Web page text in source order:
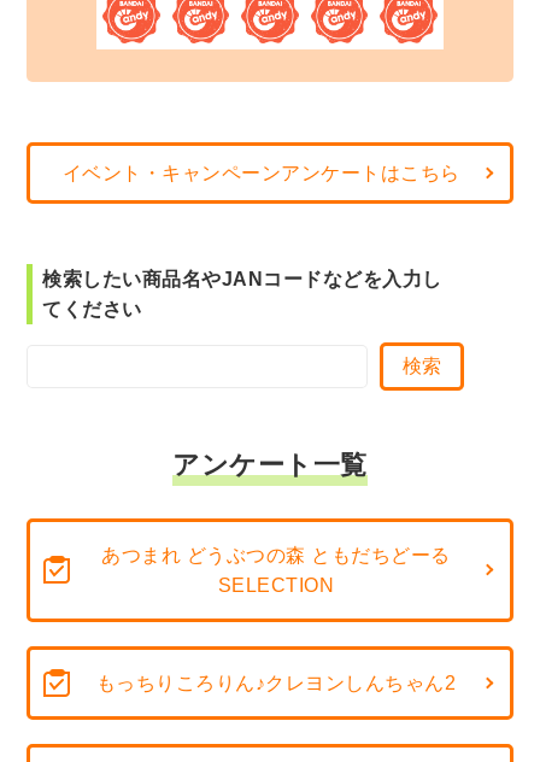
イベント・キャンペーンアンケートはこちら
検索したい商品名やJANコードなどを入力し
てください
アンケート一覧
あつまれ どうぶつの森 ともだちどーる
SELECTION
もっちりころりん♪クレヨンしんちゃん2